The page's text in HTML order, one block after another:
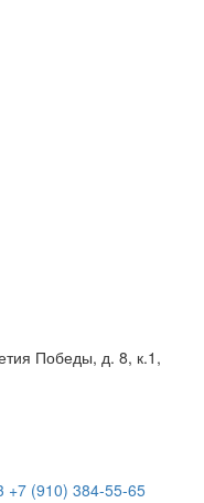
Победы, д. 8, к.1,
+7 (910) 384-55-65